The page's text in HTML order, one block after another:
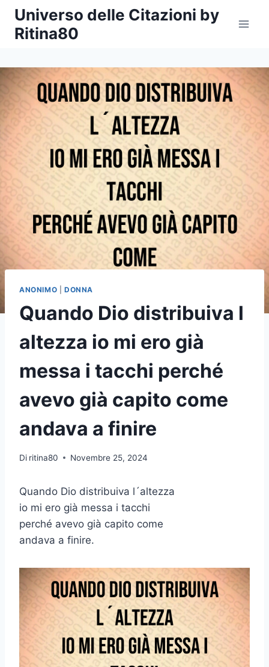
Salta
contenuto
Universo delle Citazioni by
Ritina80
ANONIMO DONNA
Quando Dio distribuiva l
altezza io mi ero già
messa i tacchi perché
avevo già capito come
andava a finire
Di ritina80 Novembre 25, 2024
Quando Dio distribuiva l´altezza
io mi ero già messa i tacchi
perché avevo già capito come
andava a finire.